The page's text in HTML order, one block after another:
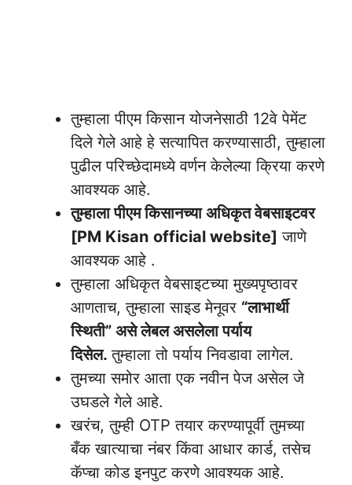
तुम्हाला पीएम किसान योजनेसाठी 12वे पेमेंट
दिले गेले आहे हे सत्यापित करण्यासाठी, तुम्हाला
पुढील परिच्छेदामध्ये वर्णन केलेल्या क्रिया करणे
आवश्यक आहे.
तुम्हाला पीएम किसानच्या अधिकृत वेबसाइटवर
[PM Kisan official website] जाणे
आवश्यक आहे .
तुम्हाला अधिकृत वेबसाइटच्या मुख्यपृष्ठावर
आणताच, तुम्हाला साइड मेनूवर “लाभार्थी
स्थिती” असे लेबल असलेला पर्याय
दिसेल.तुम्हाला तो पर्याय निवडावा लागेल.
तुमच्या समोर आता एक नवीन पेज असेल जे
उघडले गेले आहे.
खरंच, तुम्ही OTP तयार करण्यापूर्वी तुमच्या
बँक खात्याचा नंबर किंवा आधार कार्ड, तसेच
कॅप्चा कोड इनपुट करणे आवश्यक आहे.